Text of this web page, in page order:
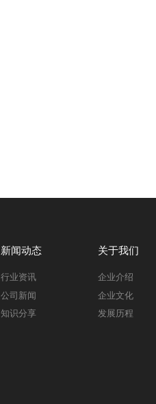
新闻动态
行业资讯
公司新闻
知识分享
关于我们
企业介绍
企业文化
发展历程